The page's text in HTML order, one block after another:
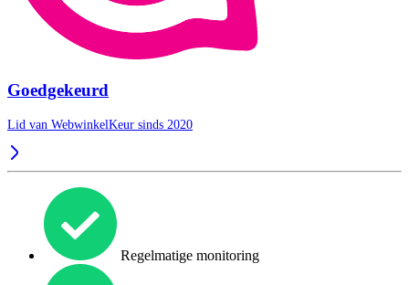
Goedgekeurd
Lid van WebwinkelKeur sinds 2020
Regelmatige monitoring